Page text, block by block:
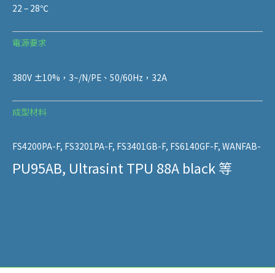
22 – 28℃
電源要求
380V ±10% ，3~/N/PE、50/60Hz，32A
成型材料
FS4200PA-F, FS3201PA-F, FS3401GB-F, FS6140GF-F, WANFAB-
PU95AB, Ultrasint TPU 88A black 等